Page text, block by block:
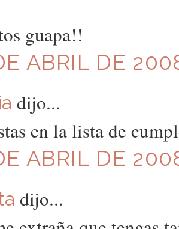
guapa!!
ABRIL DE
dijo...
en la lista de
ABRIL DE
dijo...